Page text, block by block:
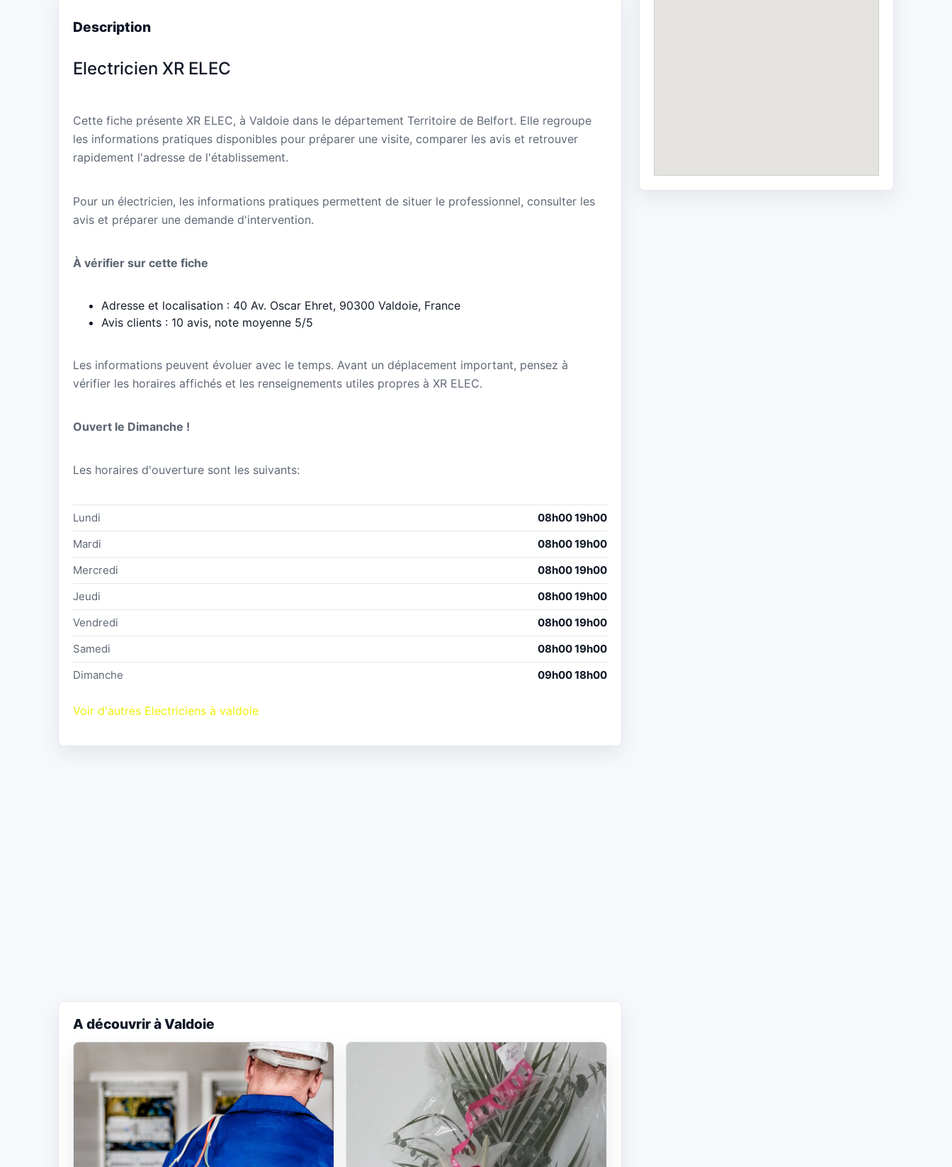
Description
Electricien XR ELEC
Cette fiche présente XR ELEC, à Valdoie dans le département Territoire de Belfort. Elle regroupe
les informations pratiques disponibles pour préparer une visite, comparer les avis et retrouver
rapidement l'adresse de l'établissement.
Pour un électricien, les informations pratiques permettent de situer le professionnel, consulter les
avis et préparer une demande d'intervention.
À vérifier sur cette fiche
Adresse et localisation : 40 Av. Oscar Ehret, 90300 Valdoie, France
Avis clients : 10 avis, note moyenne 5/5
Les informations peuvent évoluer avec le temps. Avant un déplacement important, pensez à
vérifier les horaires affichés et les renseignements utiles propres à XR ELEC.
Ouvert le Dimanche !
Les horaires d'ouverture sont les suivants:
Lundi
08h00 19h00
Mardi
08h00 19h00
Mercredi
08h00 19h00
Jeudi
08h00 19h00
Vendredi
08h00 19h00
Samedi
08h00 19h00
Dimanche
09h00 18h00
Voir d'autres Electriciens à valdoie
A découvrir à Valdoie